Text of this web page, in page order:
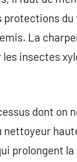
La
insectes
dont on
nettoyeur
prolongent